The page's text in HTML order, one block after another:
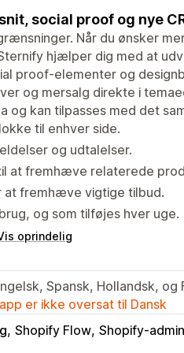
social proof og nye
Når du ønsker
hjælper dig med at
proof-elementer og
og mersalg direkte i
og kan tilpasses med det
til enhver side.
og udtalelser.
at fremhæve relaterede
at fremhæve vigtige tilbud.
og som tilføjes hver uge.
oprindelig
Spansk, Hollandsk, og
er ikke oversat til Dansk
Shopify Flow Shopify-